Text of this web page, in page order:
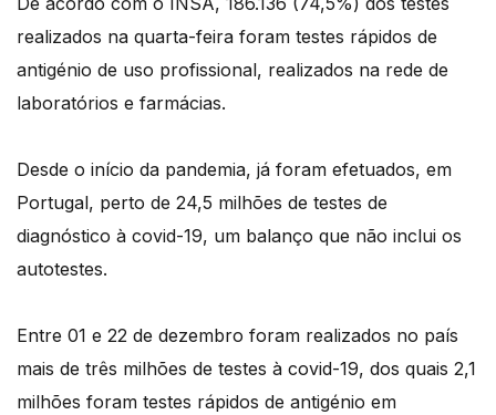
realizados na quarta-feira foram testes rápidos de
antigénio de uso profissional, realizados na rede de
laboratórios e farmácias.
Desde o início da pandemia, já foram efetuados, em
Portugal, perto de 24,5 milhões de testes de
diagnóstico à covid-19, um balanço que não inclui os
autotestes.
Entre 01 e 22 de dezembro foram realizados no país
mais de três milhões de testes à covid-19, dos quais 2,1
milhões foram testes rápidos de antigénio em